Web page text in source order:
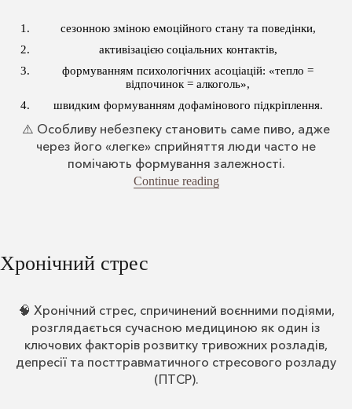
сезонною зміною емоційного стану та поведінки,
активізацією соціальних контактів,
формуванням психологічних асоціацій: «тепло =
відпочинок = алкоголь»,
швидким формуванням дофамінового підкріплення.
⚠️ Особливу небезпеку становить саме пиво, адже
через його «легке» сприйняття люди часто не
помічають формування залежності.
Continue reading“Чому з потеплінням
Хронічний стрес
🧠 Хронічний стрес, спричинений воєнними подіями,
розглядається сучасною медициною як один із
ключових факторів розвитку тривожних розладів,
депресії та посттравматичного стресового розладу
(ПТСР).